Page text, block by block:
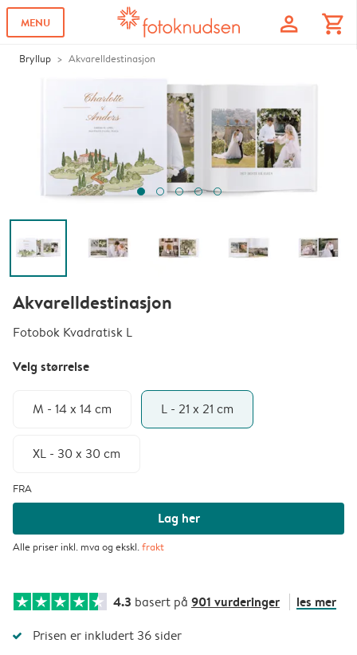
MENU profile shopping_cart
Bryllup Akvarelldestinasjon
Akvarelldestinasjon
Fotobok Kvadratisk L
Velg størrelse
M - 14 x 14 cm L - 21 x 21 cm
XL - 30 x 30 cm
FRA
Lag her
Alle priser inkl. mva og ekskl.frakt
4.3 basert på 901 vurderinger les mer
Prisen er inkludert 36 sider